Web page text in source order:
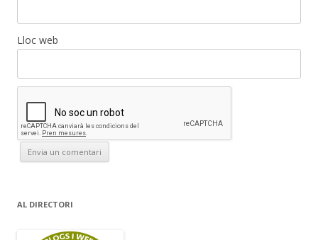
Lloc web
AL DIRECTORI